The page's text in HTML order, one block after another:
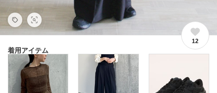
12
着用アイテム